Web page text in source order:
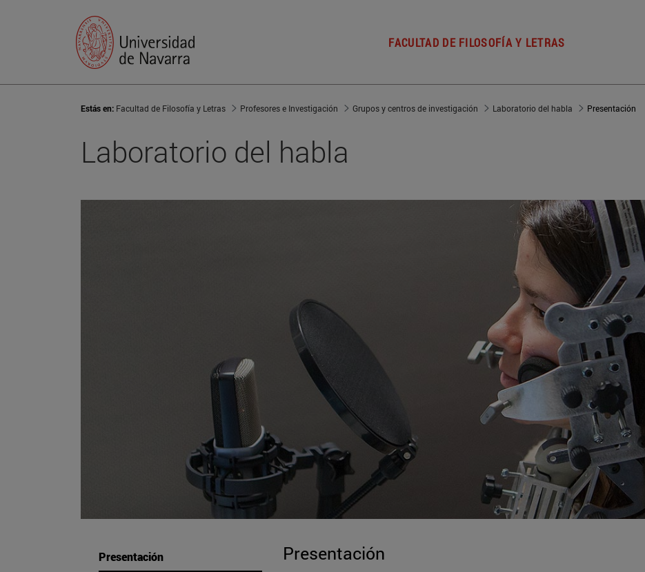
FACULTAD DE FILOSOFÍA Y LETRAS
Estás en: Facultad de Filosofía y Letras Profesores e Investigación Grupos y centros de investigación Laboratorio del habla Presentación
Laboratorio del habla
Presentación Presentación